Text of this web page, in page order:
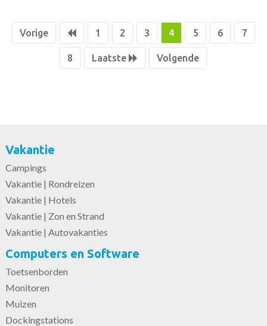
Vorige 1 2 3 4 5 6 7
8 Laatste Volgende
Vakantie
Campings
Vakantie | Rondreizen
Vakantie | Hotels
Vakantie | Zon en Strand
Vakantie | Autovakanties
Computers en Software
Toetsenborden
Monitoren
Muizen
Dockingstations